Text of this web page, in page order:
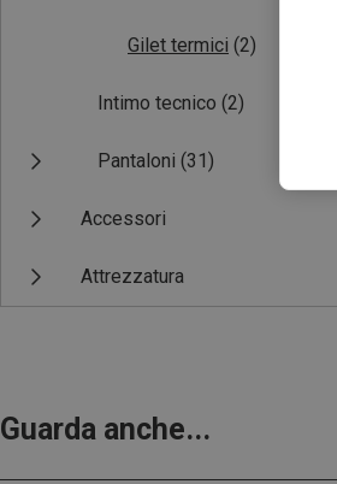
Gilet termici (2)
Intimo tecnico (2)
Pantaloni (31)
Accessori
Attrezzatura
Guarda anche...